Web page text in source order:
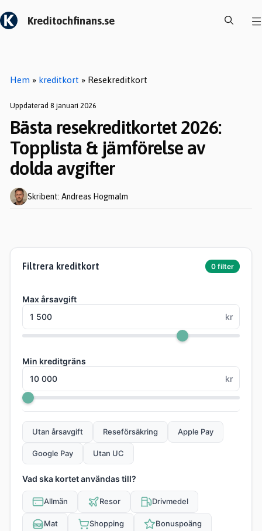
till
Kreditochfinans.se
Hem » kreditkort » Resekreditkort
Uppdaterad 8 januari 2026
Bästa resekreditkortet 2026:
Topplista & jämförelse av
dolda avgifter
Skribent: Andreas Hogmalm
Filtrera kreditkort 0 filter
Max årsavgift
kr
Min kreditgräns
kr
Utan årsavgift Reseförsäkring Apple Pay
Google Pay Utan UC
Vad ska kortet användas till?
Allmän Resor Drivmedel
Mat Shopping Bonuspoäng